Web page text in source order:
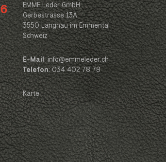
EMME Leder GmbH
Gerbestrasse 13A
3550 Langnau im Emmental
Schweiz
E-Mail: info@emmeleder.ch
Telefon: 034 402 78 78
Karte